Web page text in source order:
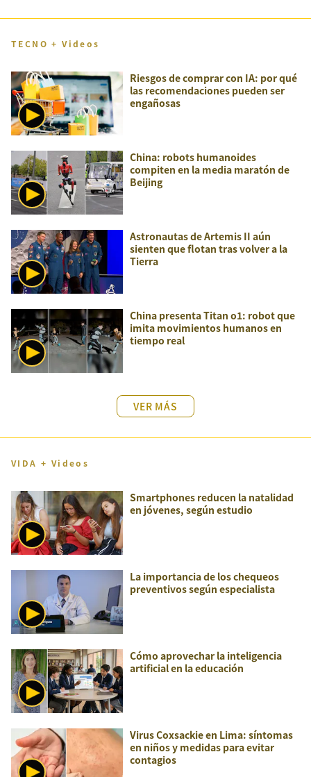
TECNO + Videos
Riesgos de comprar con IA: por qué
las recomendaciones pueden ser
engañosas
China: robots humanoides
compiten en la media maratón de
Beijing
Astronautas de Artemis II aún
sienten que flotan tras volver a la
Tierra
China presenta Titan o1: robot que
imita movimientos humanos en
tiempo real
VER MÁS
VIDA + Videos
Smartphones reducen la natalidad
en jóvenes, según estudio
La importancia de los chequeos
preventivos según especialista
Cómo aprovechar la inteligencia
artificial en la educación
Virus Coxsackie en Lima: síntomas
en niños y medidas para evitar
contagios